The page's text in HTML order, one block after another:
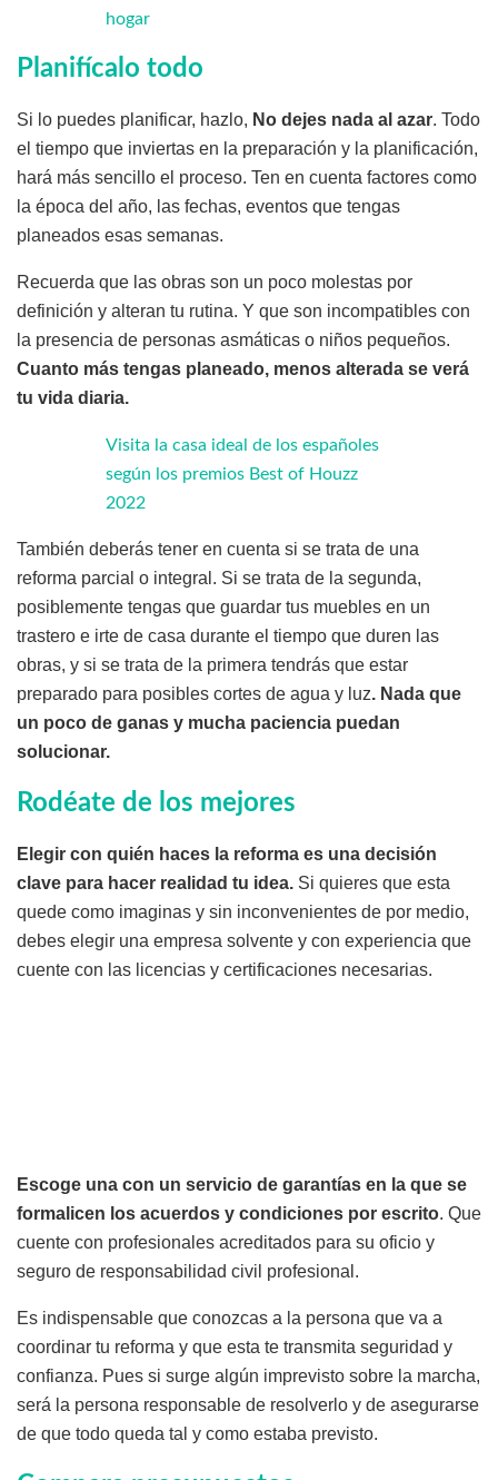
hogar
Planifícalo todo
Si lo puedes planificar, hazlo, No dejes nada al azar. Todo
el tiempo que inviertas en la preparación y la planificación,
hará más sencillo el proceso. Ten en cuenta factores como
la época del año, las fechas, eventos que tengas
planeados esas semanas.
Recuerda que las obras son un poco molestas por
definición y alteran tu rutina. Y que son incompatibles con
la presencia de personas asmáticas o niños pequeños.
Cuanto más tengas planeado, menos alterada se verá
tu vida diaria.
Visita la casa ideal de los españoles
según los premios Best of Houzz
2022
También deberás tener en cuenta si se trata de una
reforma parcial o integral. Si se trata de la segunda,
posiblemente tengas que guardar tus muebles en un
trastero e irte de casa durante el tiempo que duren las
obras, y si se trata de la primera tendrás que estar
preparado para posibles cortes de agua y luz. Nada que
un poco de ganas y mucha paciencia puedan
solucionar.
Rodéate de los mejores
Elegir con quién haces la reforma es una decisión
clave para hacer realidad tu idea. Si quieres que esta
quede como imaginas y sin inconvenientes de por medio,
debes elegir una empresa solvente y con experiencia que
cuente con las licencias y certificaciones necesarias.
Escoge una con un servicio de garantías en la que se
formalicen los acuerdos y condiciones por escrito. Que
cuente con profesionales acreditados para su oficio y
seguro de responsabilidad civil profesional.
Es indispensable que conozcas a la persona que va a
coordinar tu reforma y que esta te transmita seguridad y
confianza. Pues si surge algún imprevisto sobre la marcha,
será la persona responsable de resolverlo y de asegurarse
de que todo queda tal y como estaba previsto.